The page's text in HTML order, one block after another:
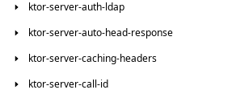
ktor-server-auth-ldap
ktor-server-auto-head-response
ktor-server-caching-headers
ktor-server-call-id